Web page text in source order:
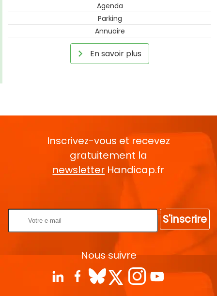
Agenda
Parking
Annuaire
En savoir plus
Inscrivez-vous et recevez
gratuitement la
newsletter Handicap.fr
S'inscrire
Nous suivre